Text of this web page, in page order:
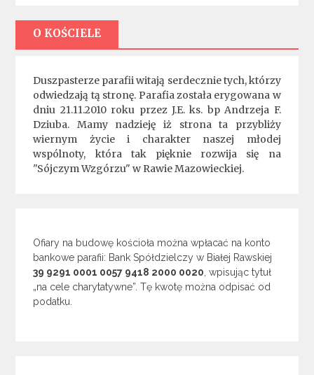
O KOŚCIELE
Duszpasterze parafii witają serdecznie tych, którzy
odwiedzają tą stronę. Parafia została erygowana w
dniu 21.11.2010 roku przez J.E. ks. bp Andrzeja F.
Dziuba. Mamy nadzieję iż strona ta przybliży
wiernym życie i charakter naszej młodej
wspólnoty, która tak pięknie rozwija się na
"Sójczym Wzgórzu" w Rawie Mazowieckiej.
Ofiary na budowę kościoła można wpłacać na konto
bankowe parafii: Bank Spółdzielczy w Białej Rawskiej
39 9291 0001 0057 9418 2000 0020 , wpisując tytuł
„na cele charytatywne”. Tę kwotę można odpisać od
podatku.